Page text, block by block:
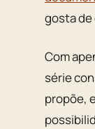
gosta de
Com
série
propõe,